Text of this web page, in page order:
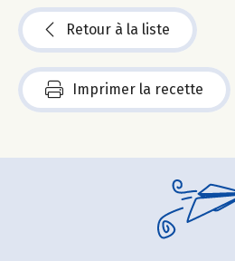
Retour à la liste
Imprimer la recette